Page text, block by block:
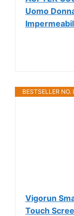
Uomo
BESTSELLER NO.
Vigorun
Touch